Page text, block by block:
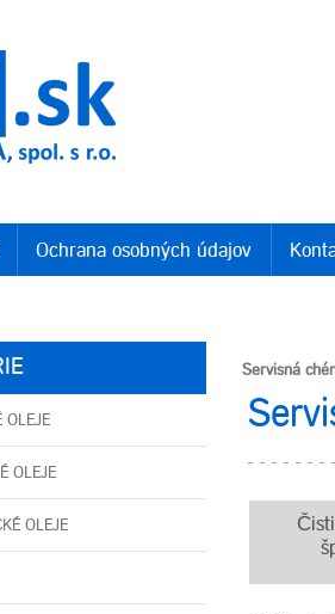
Ochrana osobných údajov
OLEJE
OLEJE
OLEJE
Servisná